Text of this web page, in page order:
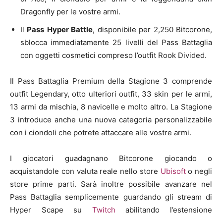
Dragonfly per le vostre armi.
Il Pass Hyper Battle, disponibile per 2,250 Bitcorone,
sblocca immediatamente 25 livelli del Pass Battaglia
con oggetti cosmetici compreso l’outfit Rook Divided.
Il Pass Battaglia Premium della Stagione 3 comprende
outfit Legendary, otto ulteriori outfit, 33 skin per le armi,
13 armi da mischia, 8 navicelle e molto altro. La Stagione
3 introduce anche una nuova categoria personalizzabile
con i ciondoli che potrete attaccare alle vostre armi.
I giocatori guadagnano Bitcorone giocando o
acquistandole con valuta reale nello store Ubisofto negli
store prime parti. Sarà inoltre possibile avanzare nel
Pass Battaglia semplicemente guardando gli stream di
Hyper Scape su Twitch abilitando l’estensione